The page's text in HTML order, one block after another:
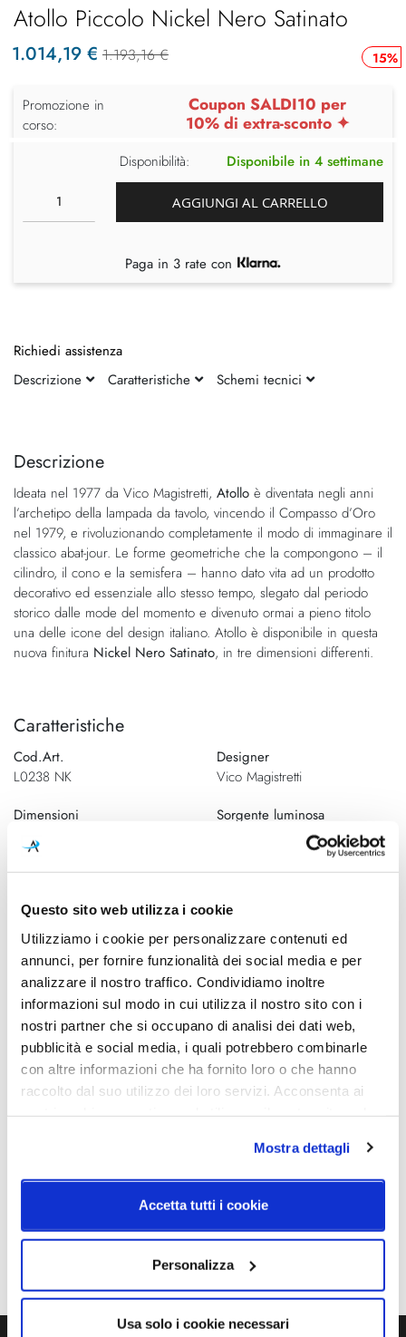
Questo sito web utilizza i cookie
Utilizziamo i cookie per personalizzare contenuti ed
annunci, per fornire funzionalità dei social media e per
analizzare il nostro traffico. Condividiamo inoltre
informazioni sul modo in cui utilizza il nostro sito con i
nostri partner che si occupano di analisi dei dati web,
pubblicità e social media, i quali potrebbero combinarle
con altre informazioni che ha fornito loro o che hanno
raccolto dal suo utilizzo dei loro servizi. Acconsenta ai
Mostra dettagli
Accetta tutti i cookie
Personalizza
Usa solo i cookie necessari
fine
galleria
di
immagini
della
di
immagini
Descrizione
Ideata nel 1977 da Vico Magistretti, Atollo è diventata negli anni
l’archetipo della lampada da tavolo, vincendo il Compasso d’Oro
nel 1979, e rivoluzionando completamente il modo di immaginare il
classico abat-jour. Le forme geometriche che la compongono – il
cilindro, il cono e la semisfera – hanno dato vita ad un prodotto
decorativo ed essenziale allo stesso tempo, slegato dal periodo
storico dalle mode del momento e divenuto ormai a pieno titolo
una delle icone del design italiano. Atollo è disponibile in questa
nuova finitura Nickel Nero Satinato, in tre dimensioni differenti.
Caratteristiche
Cod.Art.
L0238 NK
Designer
Vico Magistretti
Dimensioni
100mm x 250mm - H 350mm
Sorgente luminosa
Lampadina alogena
Potenza e attacco
Lampadina
Dimmerazione
Classe energetica
A++, A+, A
Mpn
L0238 NK
Schemi tecnici
Atollo Piccolo Nickel Nero Satinato
15%
1.014,19 € 1.193,16 €
Promozione in
corso:
Coupon SALDI10 per
10% di extra-sconto ✦
Disponibilità: Disponibile in 4 settimane
AGGIUNGI AL CARRELLO
Paga in 3 rate con
Richiedi assistenza
Descrizione
Caratteristiche Schemi tecnici